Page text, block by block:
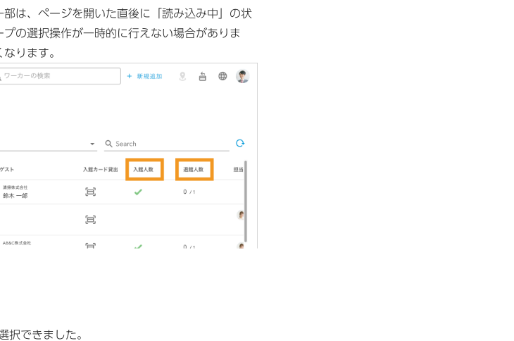
は、ページを開いた直後に「読み込み中」の状
の選択操作が一時的に行えない場合がありま
ります。
できました。